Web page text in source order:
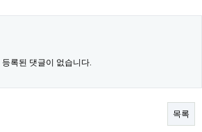
등록된 댓글이 없습니다.
목록